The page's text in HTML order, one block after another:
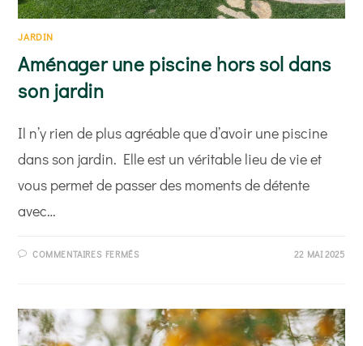
JARDIN
Aménager une piscine hors sol dans
son jardin
Il n’y rien de plus agréable que d’avoir une piscine
dans son jardin. Elle est un véritable lieu de vie et
vous permet de passer des moments de détente
avec…
COMMENTAIRES FERMÉSSUR
SOL
DANS
SON
JARDIN
22 MAI 2025